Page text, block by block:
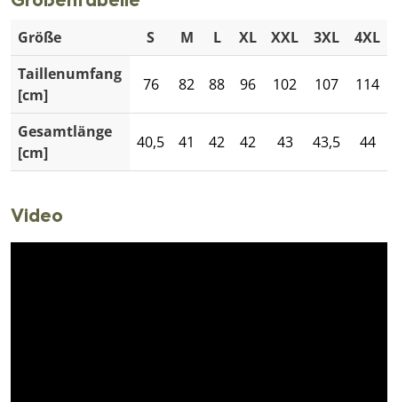
Größe S M L XL XXL 3XL
4XL
Taillenumfang
[cm]
76 82 88 96 102 107 114
Gesamtlänge
[cm]
40,5 41 42 42 43 43,5 44
Video